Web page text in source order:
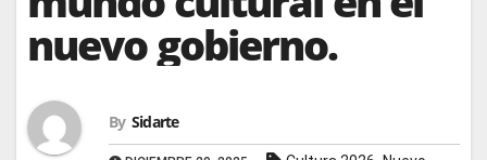
nuevo gobierno.
By Sidarte